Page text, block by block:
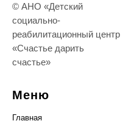
© АНО «Детский
социально-
реабилитационный центр
«Счастье дарить
счастье»
Меню
Главная